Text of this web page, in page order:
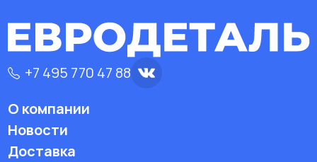
+7 495 770 47 88
О компании
Новости
Доставка